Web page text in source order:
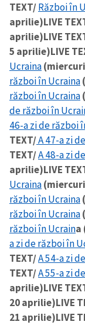
TEXT/Război în
aprilie)LIVE
aprilie)LIVE
5 aprilie)LIVE
Ucraina
război în Ucraina
război în Ucraina
de război în
46-a zi de război
TEXT/A 47-a zi
TEXT/A 48-a zi
aprilie)LIVE
Ucraina
război în Ucraina
război în Ucraina
război în Ucraina
a zi de război în
TEXT/A 54-a zi
TEXT/A 55-a zi
aprilie)LIVE
20 aprilie)LIVE
21 aprilie)LIVE